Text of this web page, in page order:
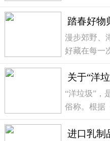
极广的基础
常由棉、羊
造材料制成
踏春好物
漫步郊野、
好藏在每一
幕遮阴、收
扰……这份
锁舒心的春
关于“洋
“洋垃圾”，
俗称。根据
废物，是指
进口乳制